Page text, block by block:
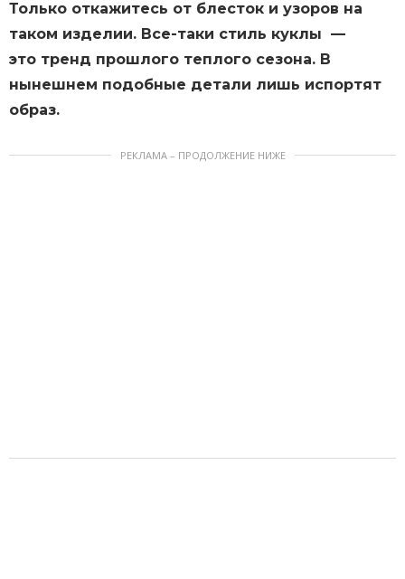
Только откажитесь от блесток и узоров на
таком изделии. Все-таки стиль куклы —
это тренд прошлого теплого сезона. В
нынешнем подобные детали лишь испортят
образ.
РЕКЛАМА – ПРОДОЛЖЕНИЕ НИЖЕ